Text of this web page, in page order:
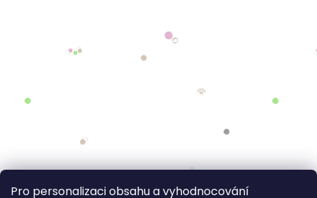
Pro personalizaci obsahu a vyhodnocování